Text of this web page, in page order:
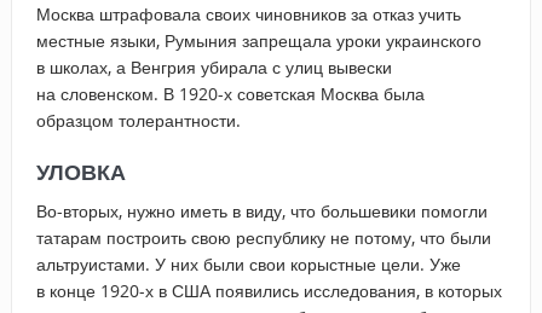
Москва штрафовала своих чиновников за отказ учить
местные языки, Румыния запрещала уроки украинского
в школах, а Венгрия убирала с улиц вывески
на словенском. В 1920-х советская Москва была
образцом толерантности.
УЛОВКА
Во-вторых, нужно иметь в виду, что большевики помогли
татарам построить свою республику не потому, что были
альтруистами. У них были свои корыстные цели. Уже
в конце 1920-х в США появились исследования, в которых